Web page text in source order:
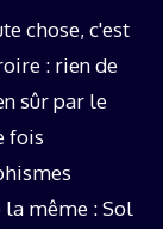
chose, c'est
: rien de
sûr par le
fois
même : Sol